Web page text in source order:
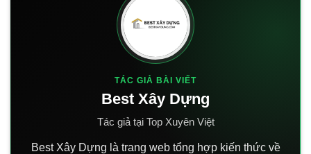
TÁC GIẢ BÀI VIẾT
Best Xây Dựng
Tác giả tại Top Xuyên Việt
Best Xây Dựng là trang web tổng hợp kiến thức về